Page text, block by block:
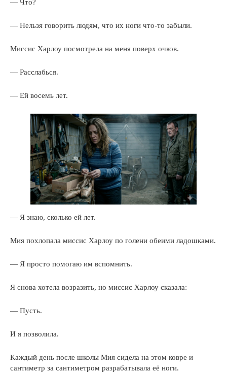
— Что?
— Нельзя говорить людям, что их ноги что-то забыли.
Миссис Харлоу посмотрела на меня поверх очков.
— Расслабься.
— Ей восемь лет.
— Я знаю, сколько ей лет.
Мия похлопала миссис Харлоу по голени обеими ладошками.
— Я просто помогаю им вспомнить.
Я снова хотела возразить, но миссис Харлоу сказала:
— Пусть.
И я позволила.
Каждый день после школы Мия сидела на этом ковре и
сантиметр за сантиметром разрабатывала её ноги.